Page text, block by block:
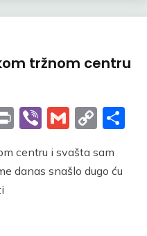
tržnom centru
PrintViberGmail
centru i svašta sam
danas snašlo dugo ću